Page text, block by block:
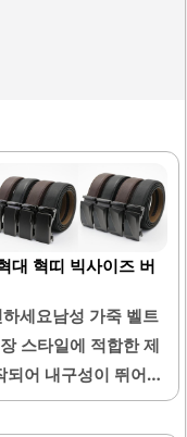
대 혁띠 빅사이즈 버
세요남성 가죽 벨트
스타일에 적합한 제
되어 내구성이 뛰어
편리하게 착용할 수
많은 분들이 사용하